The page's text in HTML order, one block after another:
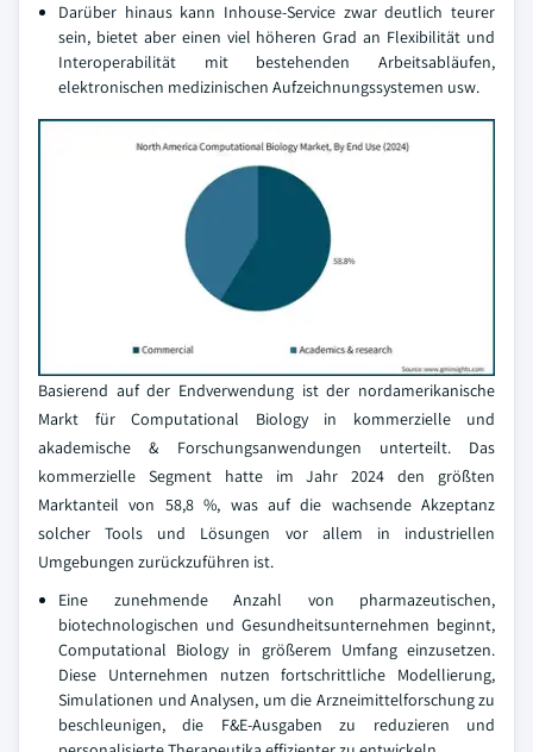
Darüber hinaus kann Inhouse-Service zwar deutlich teurer
sein, bietet aber einen viel höheren Grad an Flexibilität und
Interoperabilität mit bestehenden Arbeitsabläufen,
elektronischen medizinischen Aufzeichnungssystemen usw.
Basierend auf der Endverwendung ist der nordamerikanische
Markt für Computational Biology in kommerzielle und
akademische & Forschungsanwendungen unterteilt. Das
kommerzielle Segment hatte im Jahr 2024 den größten
Marktanteil von 58,8 %, was auf die wachsende Akzeptanz
solcher Tools und Lösungen vor allem in industriellen
Umgebungen zurückzuführen ist.
Eine zunehmende Anzahl von pharmazeutischen,
biotechnologischen und Gesundheitsunternehmen beginnt,
Computational Biology in größerem Umfang einzusetzen.
Diese Unternehmen nutzen fortschrittliche Modellierung,
Simulationen und Analysen, um die Arzneimittelforschung zu
beschleunigen, die F&E-Ausgaben zu reduzieren und